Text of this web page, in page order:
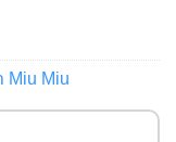
Miu Miu